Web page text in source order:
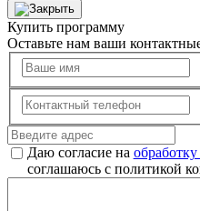
Купить программу
Оставьте нам ваши
Даю согласие на
соглашаюсь с политикой